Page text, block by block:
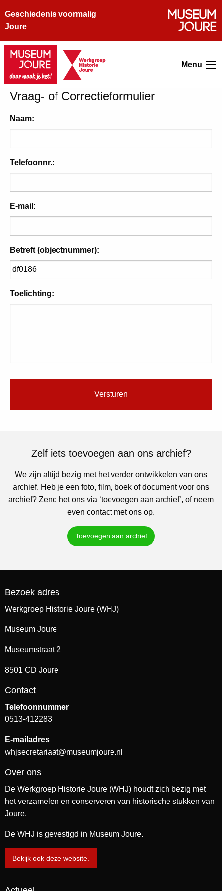
Geschiedenis voormalig
Joure
Menu
Vraag- of Correctieformulier
Naam:
Telefoonnr.:
E-mail:
Betreft (objectnummer):
Toelichting:
Zelf iets toevoegen aan ons archief?
We zijn altijd bezig met het verder ontwikkelen van ons
archief. Heb je een foto, film, boek of document voor ons
archief? Zend het ons via ‘toevoegen aan archief’, of neem
even contact met ons op.
Toevoegen aan archief
Bezoek adres
Werkgroep Historie Joure (WHJ)
Museum Joure
Museumstraat 2
8501 CD Joure
Contact
Telefoonnummer
0513-412283
E-mailadres
whjsecretariaat@museumjoure.nl
Over ons
De Werkgroep Historie Joure (WHJ) houdt zich bezig met
het verzamelen en conserveren van historische stukken van
Joure.
De WHJ is gevestigd in Museum Joure.
Bekijk ook deze website.